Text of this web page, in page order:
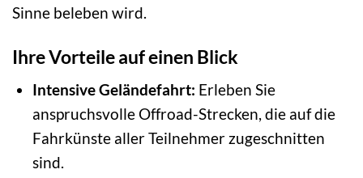
Sinne beleben wird.
Ihre Vorteile auf einen Blick
Intensive Geländefahrt: Erleben Sie
anspruchsvolle Offroad-Strecken, die auf die
Fahrkünste aller Teilnehmer zugeschnitten
sind.